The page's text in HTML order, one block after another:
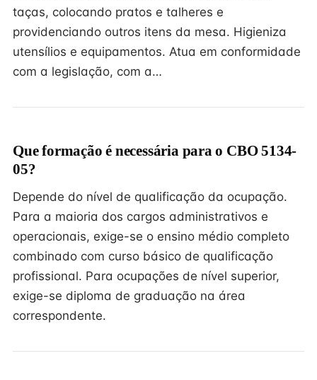
taças, colocando pratos e talheres e
providenciando outros itens da mesa. Higieniza
utensílios e equipamentos. Atua em conformidade
com a legislação, com a…
Que formação é necessária para o CBO 5134-
05?
Depende do nível de qualificação da ocupação.
Para a maioria dos cargos administrativos e
operacionais, exige-se o ensino médio completo
combinado com curso básico de qualificação
profissional. Para ocupações de nível superior,
exige-se diploma de graduação na área
correspondente.